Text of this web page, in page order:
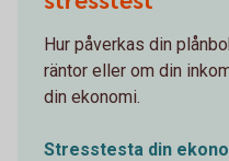
Hur påverkas din
räntor eller om din
din ekonomi.
Stresstesta din